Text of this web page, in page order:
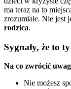
ma teraz na to
zrozumiałe. Nie jest
rodzica.
Sygnały, że to
Na co zwrócić
Nie możesz